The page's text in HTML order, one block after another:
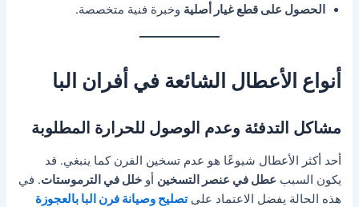
الحصول على قطع غيار أصلية وخبرة فنية متخصصة.
أنواع الأعطال الشائعة في أفران البا
مشاكل التدفئة وعدم الوصول للحرارة المطلوبة
أحد أكثر الأعطال شيوعًا هو عدم تسخين الفرن كما ينبغي. قد
يكون السبب عطل في عنصر التسخين أوخلل في الترموستات. في
هذه الحالة يفضل الاعتماد علىتصليح وصيانة فرن البا بالعجوزة